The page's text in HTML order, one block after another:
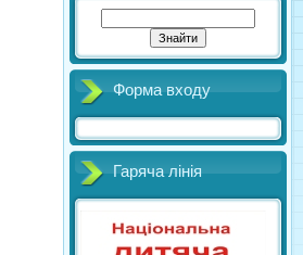
Форма входу
Гаряча лінія